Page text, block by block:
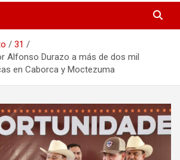
31
Alfonso Durazo a más de dos mil
en Caborca y Moctezuma